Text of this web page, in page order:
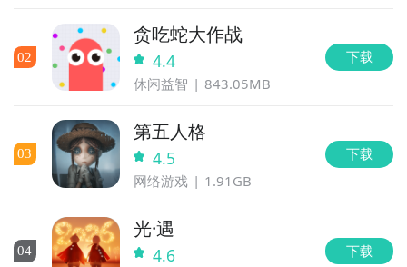
02
贪吃蛇大作战
4.4
休闲益智 843.05MB
下载
03
第五人格
4.5
网络游戏 1.91GB
下载
04
光·遇
4.6 下载